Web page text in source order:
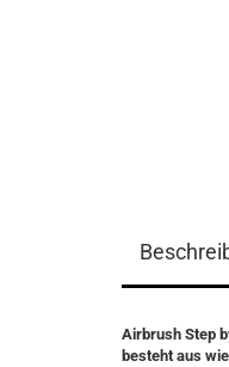
Airbrush Step
besteht aus